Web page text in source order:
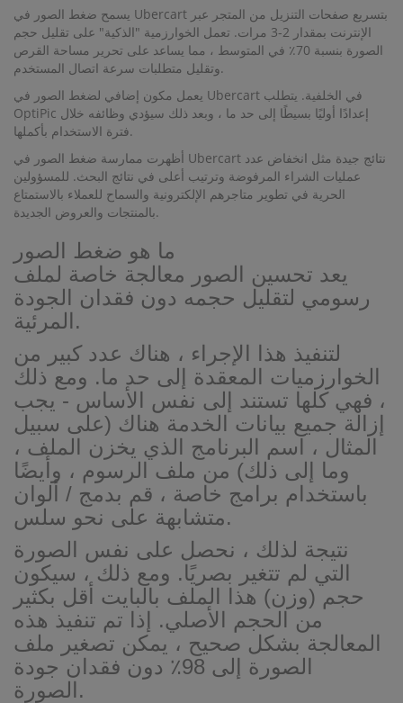
يسمح ضغط الصور في Ubercart بتسريع صفحات التنزيل من المتجر عبر
الإنترنت بمقدار 2-3 مرات. تعمل الخوارزمية "الذكية" على تقليل حجم
الصورة بنسبة 70٪ في المتوسط ​​، مما يساعد على تحرير مساحة القرص
وتقليل متطلبات سرعة اتصال المستخدم.
يعمل مكون إضافي لضغط الصور في Ubercart في الخلفية. يتطلب
OptiPic إعدادًا أوليًا بسيطًا إلى حد ما ، وبعد ذلك سيؤدي وظائفه خلال
فترة الاستخدام بأكملها.
أظهرت ممارسة ضغط الصور في Ubercart نتائج جيدة مثل انخفاض عدد
عمليات الشراء المرفوضة وترتيب أعلى في نتائج البحث. للمسؤولين
الحرية في تطوير متاجرهم الإلكترونية والسماح للعملاء بالاستمتاع
بالمنتجات والعروض الجديدة.
ما هو ضغط الصور
يعد تحسين الصور معالجة خاصة لملف
رسومي لتقليل حجمه دون فقدان الجودة
المرئية.
لتنفيذ هذا الإجراء ، هناك عدد كبير من
الخوارزميات المعقدة إلى حد ما. ومع ذلك
، فهي كلها تستند إلى نفس الأساس - يجب
إزالة جميع بيانات الخدمة هناك (على سبيل
المثال ، اسم البرنامج الذي يخزن الملف ،
وما إلى ذلك) من ملف الرسوم ، وأيضًا
باستخدام برامج خاصة ، قم بدمج / ألوان
متشابهة على نحو سلس.
نتيجة لذلك ، نحصل على نفس الصورة
التي لم تتغير بصريًا. ومع ذلك ، سيكون
حجم (وزن) هذا الملف بالبايت أقل بكثير
من الحجم الأصلي. إذا تم تنفيذ هذه
المعالجة بشكل صحيح ، يمكن تصغير ملف
الصورة إلى 98٪ دون فقدان جودة
الصورة.